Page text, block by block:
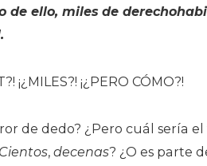
de ello, miles de
¡¿MILES?! ¡¿PERO CÓMO?!
de dedo? ¿Pero cuál sería
Cientos, decenas? ¿O es parte